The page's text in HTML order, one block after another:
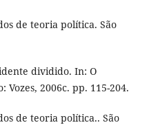
de teoria política. São
dividido. In: O
2006c. pp. 115-204.
de teoria política.. São